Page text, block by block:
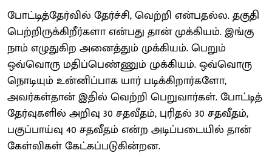
போட்டித்தேர்வில் தேர்ச்சி, வெற்றி என்பதல்ல. தகுதி
பெற்றிருக்கிறீர்களா என்பது தான் முக்கியம். இங்கு
நாம் எழுதுகிற அனைத்தும் முக்கியம். பெறும்
ஒவ்வொரு மதிப்பெண்ணும் முக்கியம். ஒவ்வொரு
நொடியும் உன்னிப்பாக யார் படிக்கிறார்களோ,
அவர்கள்தான் இதில் வெற்றி பெறுவார்கள். போட்டித்
தேர்வுகளில் அறிவு 30 சதவீதம், புரிதல் 30 சதவீதம்,
பகுப்பாய்வு 40 சதவீதம் என்ற அடிப்படையில் தான்
கேள்விகள் கேட்கப்படுகின்றன.